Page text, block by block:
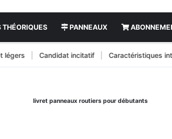
THÉORIQUES PANNEAUX
| Candidat incitatif | Caractéristiques
livret panneaux routiers pour débutants